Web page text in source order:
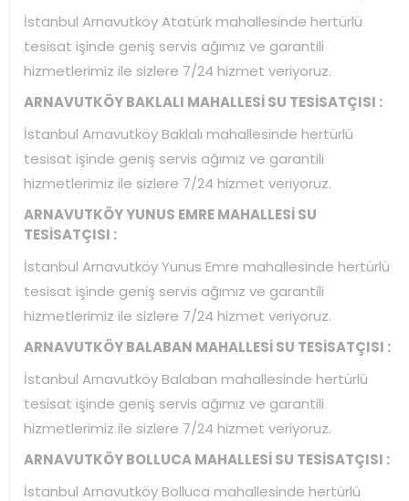
İstanbul Arnavutköy Atatürk mahallesinde hertürlü
tesisat işinde geniş servis ağımız ve garantili
hizmetlerimiz ile sizlere 7/24 hizmet veriyoruz.
ARNAVUTKÖY BAKLALI MAHALLESİ SU TESİSATÇISI :
İstanbul Arnavutköy Baklalı mahallesinde hertürlü
tesisat işinde geniş servis ağımız ve garantili
hizmetlerimiz ile sizlere 7/24 hizmet veriyoruz.
ARNAVUTKÖY YUNUS EMRE MAHALLESİ SU
TESİSATÇISI :
İstanbul Arnavutköy Yunus Emre mahallesinde hertürlü
tesisat işinde geniş servis ağımız ve garantili
hizmetlerimiz ile sizlere 7/24 hizmet veriyoruz.
ARNAVUTKÖY BALABAN MAHALLESİ SU TESİSATÇISI :
İstanbul Arnavutköy Balaban mahallesinde hertürlü
tesisat işinde geniş servis ağımız ve garantili
hizmetlerimiz ile sizlere 7/24 hizmet veriyoruz.
ARNAVUTKÖY BOLLUCA MAHALLESİ SU TESİSATÇISI :
İstanbul Arnavutköy Bolluca mahallesinde hertürlü